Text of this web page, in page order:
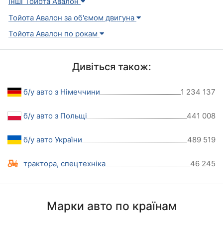
Тойота Авалон за об'ємом двигуна
Тойота Авалон по рокам
Дивіться також:
б/у авто з Німеччини 1 234 137
б/у авто з Польщі 441 008
б/у авто України 489 519
трактора, спецтехніка 46 245
Марки авто по країнам